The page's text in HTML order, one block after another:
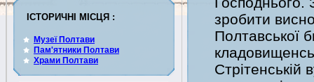
ІСТОРИЧНІ МІСЦЯ :
Музеї Полтави
Пам'ятники Полтави
Храми Полтави
зробити
Полтавської
Стрітенській